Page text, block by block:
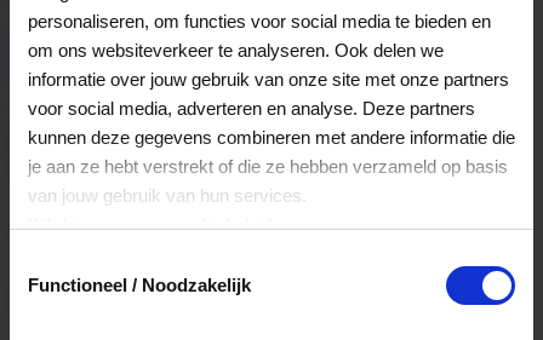
personaliseren, om functies voor social media te bieden en
om ons websiteverkeer te analyseren. Ook delen we
informatie over jouw gebruik van onze site met onze partners
voor social media, adverteren en analyse. Deze partners
kunnen deze gegevens combineren met andere informatie die
je aan ze hebt verstrekt of die ze hebben verzameld op basis
van jouw gebruik van hun services.
Klikhiervoor ons cookiebeleid.
Functioneel / Noodzakelijk
Veelgestelde Vragen
Hoelang blijft mijn saldo geldig?
Het volledige saldo op de VVV cadeaukaart
is minimaal drie jaar geldig.